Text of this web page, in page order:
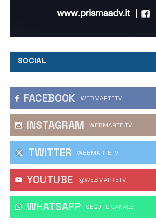
SOCIAL
FACEBOOK WEBMARTETV
INSTAGRAM WEBMARTE.TV
TWITTER WEBMARTETV
YOUTUBE @WEBMARTETV
WHATSAPP ‎SEGUI IL CANALE